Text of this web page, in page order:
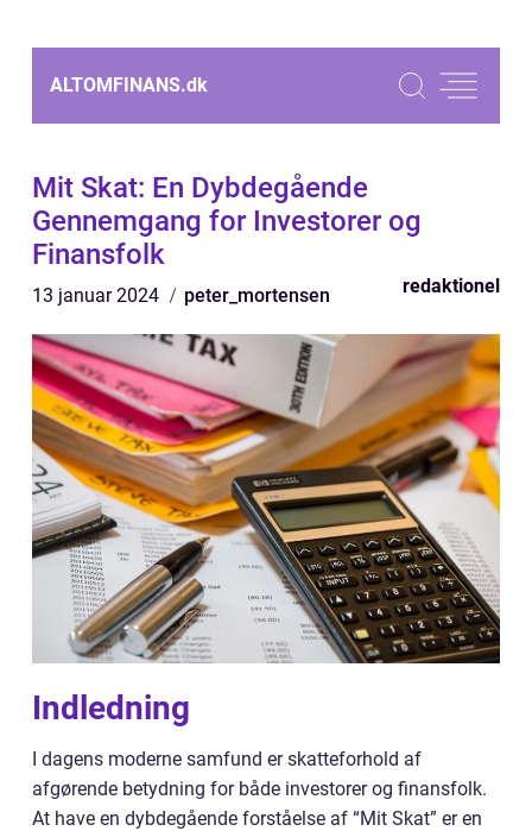
ALTOMFINANS.dk
Mit Skat: En Dybdegående
Gennemgang for Investorer og
Finansfolk
13 januar 2024 peter_mortensen redaktionel
Indledning
I dagens moderne samfund er skatteforhold af
afgørende betydning for både investorer og finansfolk.
At have en dybdegående forståelse af “Mit Skat” er en